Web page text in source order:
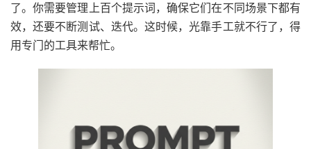
了。你需要管理上百个提示词，确保它们在不同场景下都有
效，还要不断测试、迭代。这时候，光靠手工就不行了，得
用专门的工具来帮忙。